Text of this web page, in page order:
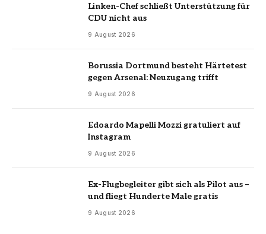
Linken-Chef schließt Unterstützung für
CDU nicht aus
9 August 2026
Borussia Dortmund besteht Härtetest
gegen Arsenal: Neuzugang trifft
9 August 2026
Edoardo Mapelli Mozzi gratuliert auf
Instagram
9 August 2026
Ex-Flugbegleiter gibt sich als Pilot aus –
und fliegt Hunderte Male gratis
9 August 2026